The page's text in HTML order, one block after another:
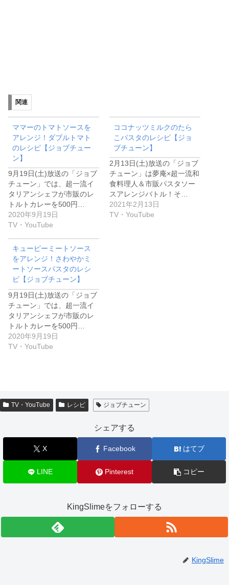
関連
ママーのトマトソースを
アレンジ！ダブルトマト
のレシピ【ジョブチュー
ン】
9月19日(土)放送の「ジョブ
チューン」では、超一流イ
タリアンシェフが市販のレ
トルトカレーを500円…
2020年9月19日
TV・YouTube
ココナッツミルクのたら
こパスタのレシピ【ジョ
ブチューン】
2月13日(土)放送の「ジョブ
チューン」は夢庵×超一流和
食料理人＆市販パスタソー
スアレンジバトル！そ…
2021年2月13日
TV・YouTube
キューピーミートソース
をアレンジ！さわやかミ
ートソースパスタのレシ
ピ【ジョブチューン】
9月19日(土)放送の「ジョブ
チューン」では、超一流イ
タリアンシェフが市販のレ
トルトカレーを500円…
2020年9月19日
TV・YouTube
TV・YouTube レシピ ジョブチューン
シェアする
X Facebook はてブ
LINE Pinterest コピー
KingSlimeをフォローする
KingSlime